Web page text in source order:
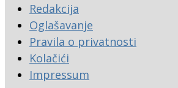
Redakcija
Oglašavanje
Pravila o privatnosti
Kolačići
Impressum